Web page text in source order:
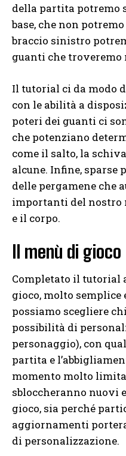
della partita potremo
base, che non
braccio sinistro
guanti che troveremo
Il tutorial ci da modo
con le abilità a
poteri dei guanti ci
che potenziano
come il salto, la
alcune. Infine, sparse
delle pergamene che
importanti del nostro
e il corpo.
Il menù di gioco
Completato il tutorial
gioco, molto
possiamo scegliere
possibilità di
personaggio), con
partita e
momento molto
sbloccheranno nuovi
gioco, sia perché
aggiornamenti
di personalizzazione.